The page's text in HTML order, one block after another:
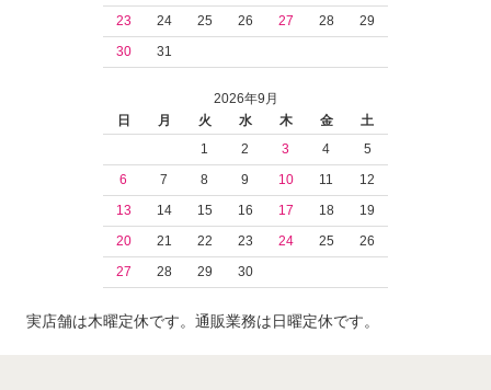
23
24 25 26 27 28
29
30
31
2026年9月
日
月 火 水 木 金
土
1
2 3 4
5
6
7 8 9 10 11
12
13
14 15 16 17 18
19
20
21 22 23 24 25
26
27
28 29 30
実店舗は木曜定休です。通販業務は日曜定休です。